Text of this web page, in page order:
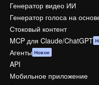
Генератор видео ИИ
Генератор голоса на
Стоковый контент
MCP для Claude/ChatGPT
Агенты Новое
API
Мобильное приложение